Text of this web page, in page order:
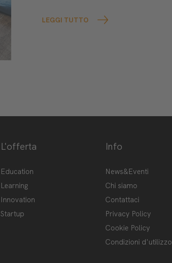
LEGGI TUTTO
L'offerta
Education
Learning
Innovation
Startup
Info
News&Eventi
Chi siamo
Contattaci
Privacy Policy
Cookie Policy
Condizioni d'utilizzo